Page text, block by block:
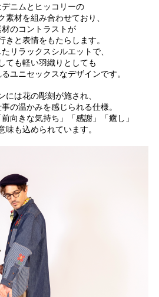
ニムとヒッコリーの
素材を組み合わせており、
のコントラストが
きと表情をもたらします。
リラックスシルエットで、
ても軽い羽織りとしても
ユニセックスなデザインです。
には花の彫刻が施され、
の温かみを感じられる仕様。
向きな気持ち」「感謝」「癒し」
味も込められています。